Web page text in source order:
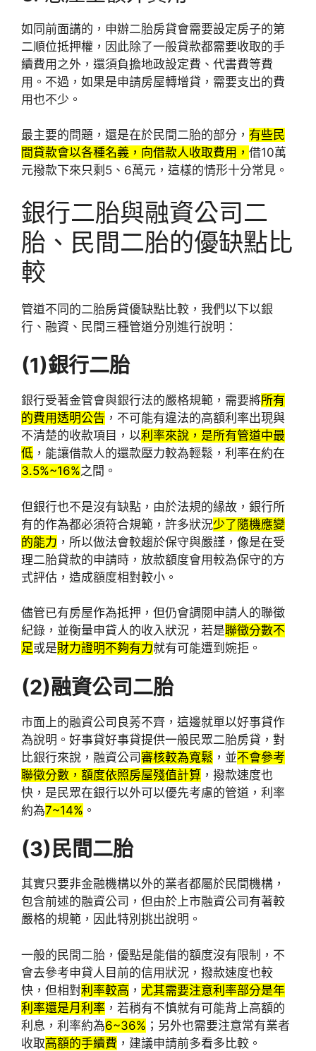
如同前面講的，申辦二胎房貸會需要設定房子的第
二順位抵押權，因此除了一般貸款都需要收取的手
續費用之外，還須負擔地政設定費、代書費等費
用。不過，如果是申請房屋轉增貸，需要支出的費
用也不少。
最主要的問題，還是在於民間二胎的部分， 有些民
間貸款會以各種名義，向借款人收取費用， 借10萬
元撥款下來只剩5、6萬元，這樣的情形十分常見。
銀行二胎與融資公司二
胎、民間二胎的優缺點比
較
管道不同的二胎房貸優缺點比較，我們以下以銀
行、融資、民間三種管道分別進行說明：
(1)銀行二胎
銀行受著金管會與銀行法的嚴格規範，需要將所有
的費用透明公告 ，不可能有違法的高額利率出現與
不清楚的收款項目，以利率來說，是所有管道中最
低 ，能讓借款人的還款壓力較為輕鬆，利率在約在
3.5%~16%之間。
但銀行也不是沒有缺點，由於法規的緣故，銀行所
有的作為都必須符合規範，許多狀況少了隨機應變
的能力 ，所以做法會較趨於保守與嚴謹，像是在受
理二胎貸款的申請時，放款額度會用較為保守的方
式評估，造成額度相對較小。
儘管已有房屋作為抵押，但仍會調閱申請人的聯徵
紀錄，並衡量申貸人的收入狀況，若是聯徵分數不
足或是財力證明不夠有力就有可能遭到婉拒。
(2)融資公司二胎
市面上的融資公司良莠不齊，這邊就單以好事貸作
為說明。好事貸好事貸提供一般民眾二胎房貸，對
比銀行來說，融資公司審核較為寬鬆 ，並不會參考
聯徵分數，額度依照房屋殘值計算 ，撥款速度也
快，是民眾在銀行以外可以優先考慮的管道，利率
約為7~14% 。
(3)民間二胎
其實只要非金融機構以外的業者都屬於民間機構，
包含前述的融資公司，但由於上市融資公司有著較
嚴格的規範，因此特別挑出說明。
一般的民間二胎，優點是能借的額度沒有限制，不
會去參考申貸人目前的信用狀況，撥款速度也較
快，但相對利率較高 ， 尤其需要注意利率部分是年
利率還是月利率 ，若稍有不慎就有可能背上高額的
利息，利率約為6~36% ；另外也需要注意常有業者
收取高額的手續費 ，建議申請前多看多比較。